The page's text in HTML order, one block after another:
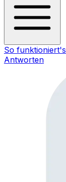
So funktioniert's
Antworten